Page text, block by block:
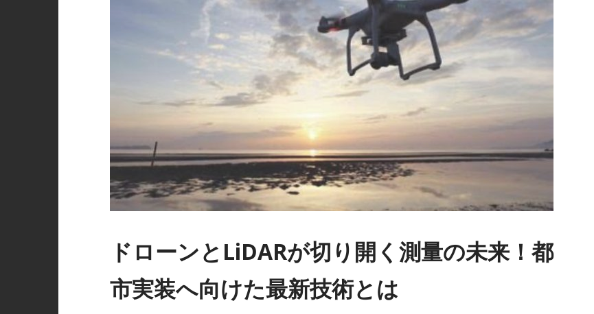
ドローンとLiDARが切り開く測量の未来！都
市実装へ向けた最新技術とは